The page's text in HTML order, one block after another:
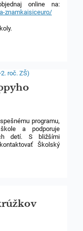
online na:
znamkaisiceuro/
programu,
a podporuje
detí. S bližšími
Školský